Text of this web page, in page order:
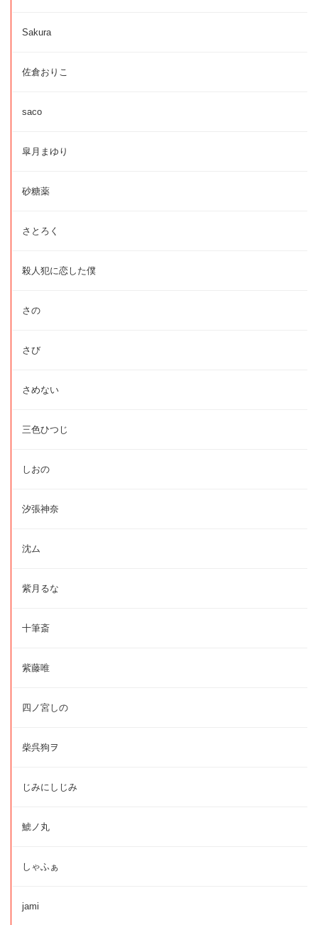
Sakura
佐倉おりこ
saco
皐月まゆり
砂糖薬
さとろく
殺人犯に恋した僕
さの
さび
さめない
三色ひつじ
しおの
汐張神奈
沈ム
紫月るな
十筆斎
紫藤唯
四ノ宮しの
柴呉狗ヲ
じみにしじみ
鯱ノ丸
しゃふぁ
jami